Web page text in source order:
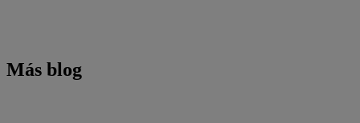
Más blog